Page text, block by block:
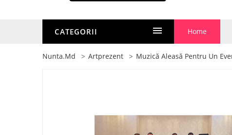
CATEGORII Home
Nunta.md Artprezent Muzică Aleasă Pentru Un